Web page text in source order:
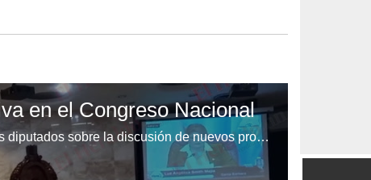
en el Congreso Nacional
Con alta participación por parte de los diputados sobre la discusión de nuevos proyectos. Así se desarrolló este martes la sesión legislativa en el Congreso Nacional. Video: Alex Pérez | EL HERALDO